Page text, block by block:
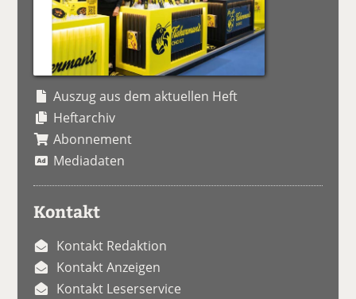
Auszug aus dem aktuellen Heft
Heftarchiv
Abonnement
Mediadaten
Kontakt
Kontakt Redaktion
Kontakt Anzeigen
Kontakt Leserservice